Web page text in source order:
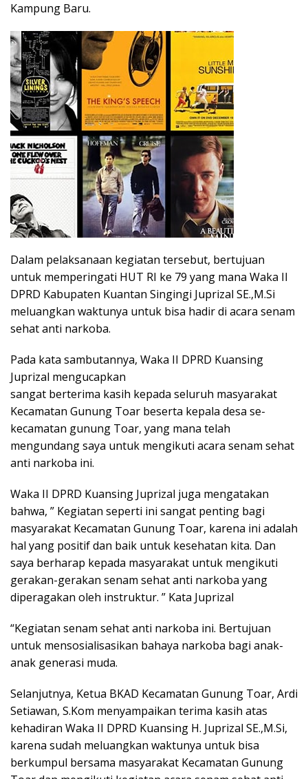
Kampung Baru.
Dalam pelaksanaan kegiatan tersebut, bertujuan
untuk memperingati HUT RI ke 79 yang mana Waka II
DPRD Kabupaten Kuantan Singingi Juprizal SE.,M.Si
meluangkan waktunya untuk bisa hadir di acara senam
sehat anti narkoba.
Pada kata sambutannya, Waka II DPRD Kuansing
Juprizal mengucapkan
sangat berterima kasih kepada seluruh masyarakat
Kecamatan Gunung Toar beserta kepala desa se-
kecamatan gunung Toar, yang mana telah
mengundang saya untuk mengikuti acara senam sehat
anti narkoba ini.
Waka II DPRD Kuansing Juprizal juga mengatakan
bahwa, ” Kegiatan seperti ini sangat penting bagi
masyarakat Kecamatan Gunung Toar, karena ini adalah
hal yang positif dan baik untuk kesehatan kita. Dan
saya berharap kepada masyarakat untuk mengikuti
gerakan-gerakan senam sehat anti narkoba yang
diperagakan oleh instruktur. ” Kata Juprizal
“Kegiatan senam sehat anti narkoba ini. Bertujuan
untuk mensosialisasikan bahaya narkoba bagi anak-
anak generasi muda.
Selanjutnya, Ketua BKAD Kecamatan Gunung Toar, Ardi
Setiawan, S.Kom menyampaikan terima kasih atas
kehadiran Waka II DPRD Kuansing H. Juprizal SE.,M.Si,
karena sudah meluangkan waktunya untuk bisa
berkumpul bersama masyarakat Kecamatan Gunung